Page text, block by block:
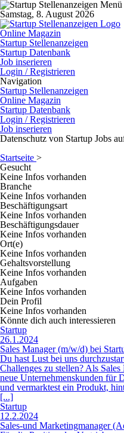
Samstag, 8. August 2026
Online Magazin
Startup Stellenanzeigen
Startup Datenbank
Job inserieren
Login / Registrieren
Navigation
Startup Stellenanzeigen
Online Magazin
Startup Datenbank
Login / Registrieren
Job inserieren
Datenschutz von Startup Jobs
Startseite >
Gesucht
Keine Infos vorhanden
Branche
Keine Infos vorhanden
Beschäftigungsart
Keine Infos vorhanden
Beschäftigungsdauer
Keine Infos vorhanden
Ort(e)
Keine Infos vorhanden
Gehaltsvorstellung
Keine Infos vorhanden
Aufgaben
Keine Infos vorhanden
Dein Profil
Keine Infos vorhanden
Könnte dich auch interessieren
Startup
26.1.2024
Sales Manager (m/w/d) bei
Du hast Lust bei uns
Challenges zu stellen? Als
neue Unternehmenskunden für
und vermarktest ein Produkt,
[...]
Startup
12.2.2024
Sales-und Marketingmanager